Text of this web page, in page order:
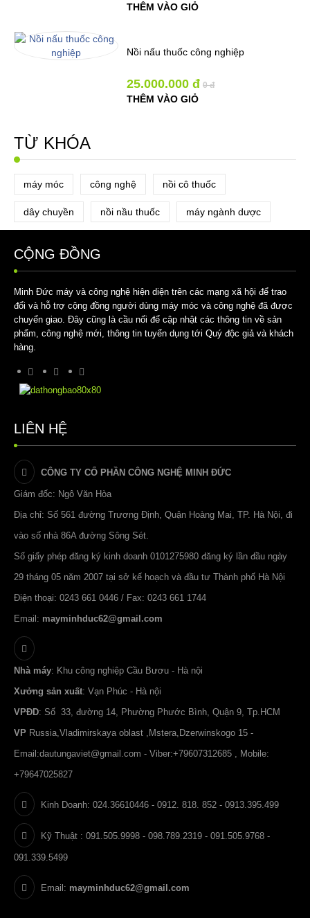
THÊM VÀO GIỎ
Nồi nấu thuốc công nghiệp
25.000.000 đ 0 đ
THÊM VÀO GIỎ
TỪ KHÓA
máy móc công nghệ nồi cô thuốc
dây chuyền nồi nầu thuốc máy ngành dược
CỘNG ĐỒNG
Minh Đức máy và công nghệ hiện diện trên các mạng xã hội để trao
đổi và hỗ trợ cộng đồng người dùng máy móc và công nghệ đã được
chuyển giao. Đây cũng là cầu nối để cập nhật các thông tin về sản
phẩm, công nghệ mới, thông tin tuyển dụng tới Quý độc giả và khách
hàng.
LIÊN HỆ
CÔNG TY CỔ PHẦN CÔNG NGHỆ MINH ĐỨC
Giám đốc: Ngô Văn Hòa
Địa chỉ: Số 561 đường Trương Định, Quận Hoàng Mai, TP. Hà Nội, đi
vào số nhà 86A đường Sông Sét.
Số giấy phép đăng ký kinh doanh 0101275980 đăng ký lần đầu ngày
29 tháng 05 năm 2007 tại sở kế hoạch và đầu tư Thành phố Hà Nội
Điện thoại: 0243 661 0446 / Fax: 0243 661 1744
Email: mayminhduc62@gmail.com
Nhà máy: Khu công nghiệp Cầu Bươu - Hà nội
Xưởng sản xuất: Vạn Phúc - Hà nội
VPĐD: Số 33, đường 14, Phường Phước Bình, Quận 9, Tp.HCM
VP Russia,Vladimirskaya oblast ,Mstera,Dzerwinskogo 15 -
Email:dautungaviet@gmail.com - Viber:+79607312685 , Mobile:
+79647025827
Kinh Doanh: 024.36610446 - 0912. 818. 852 - 0913.395.499
Kỹ Thuật : 091.505.9998 - 098.789.2319 - 091.505.9768 -
091.339.5499
Email: mayminhduc62@gmail.com